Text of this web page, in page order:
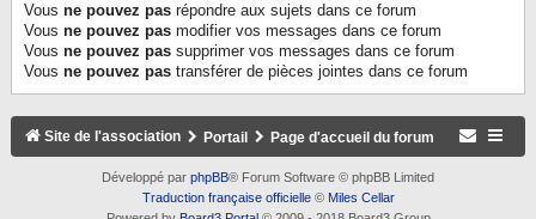
Vous ne pouvez pas répondre aux sujets dans ce forum
Vous ne pouvez pas modifier vos messages dans ce forum
Vous ne pouvez pas supprimer vos messages dans ce forum
Vous ne pouvez pas transférer de pièces jointes dans ce forum
Site de l'association Portail Page d'accueil du forum
Développé par phpBB® Forum Software © phpBB Limited
Traduction française officielle© Miles Cellar